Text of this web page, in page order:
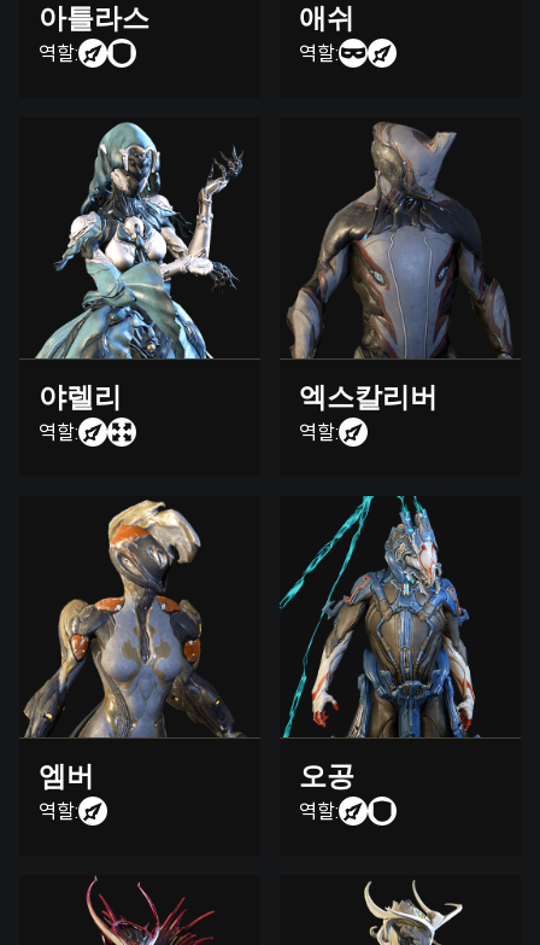
아틀라스
역할:
애쉬
역할:
야렐리
역할:
엑스칼리버
역할:
엠버
역할:
오공
역할: